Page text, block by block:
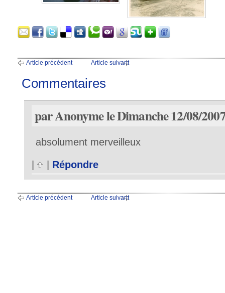
Article précédent Article suivant
Commentaires
par Anonyme le Dimanche 12/08/
absolument merveilleux
Répondre
Article précédent Article suivant